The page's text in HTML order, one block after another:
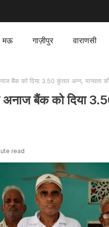
मऊ गाज़ीपुर वाराणसी
बैंक को दिया 3.50 कुंतल अन्न, मानवता
बैंक को दिया
read